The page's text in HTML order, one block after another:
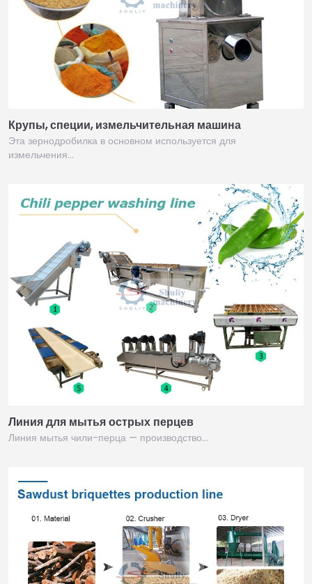
Крупы, специи, измельчительная машина
Эта зернодробилка в основном используется для
измельчения…
Линия для мытья острых перцев
Линия мытья чили-перца — производство…